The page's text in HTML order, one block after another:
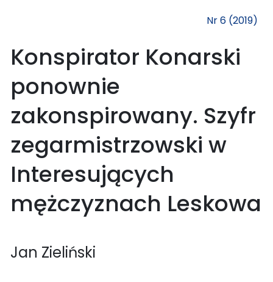
Nr 6 (2019)
Konspirator Konarski
ponownie
zakonspirowany. Szyfr
zegarmistrzowski w
Interesujących
mężczyznach Leskowa
Jan Zieliński